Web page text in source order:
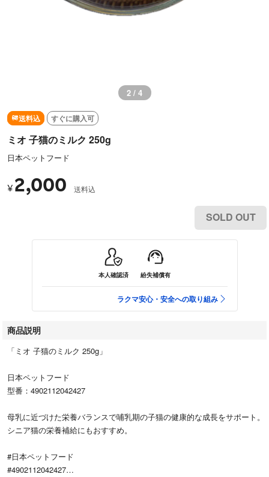
2 / 4
送料込 すぐに購入可
ミオ 子猫のミルク 250g
日本ペットフード
¥ 2,000 送料込
SOLD OUT
本人確認済 紛失補償有
ラクマ安心・安全への取り組み
商品説明
「ミオ 子猫のミルク 250g」
日本ペットフード
型番：4902112042427
母乳に近づけた栄養バランスで哺乳期の子猫の健康的な成長をサポート。
シニア猫の栄養補給にもおすすめ。
#日本ペットフード
#4902112042427